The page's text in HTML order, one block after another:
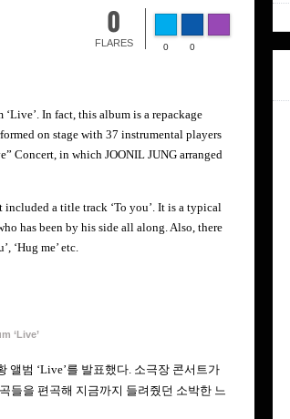
0
FLARES 0 0
In fact, this album is a repackage
on stage with 37 instrumental players
Concert, in which JOONIL JUNG arranged
a title track ‘To you’. It is a typical
has been by his side all along. Also, there
‘Hug me’ etc.
‘Live’
앨범 ‘Live’를 발표했다. 소극장 콘서트가
들을 편곡해 지금까지 들려줬던 소박한 느